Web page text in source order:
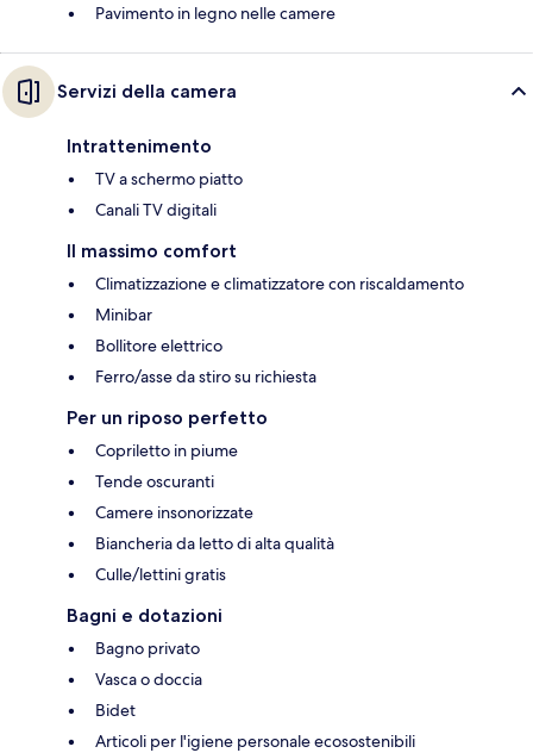
Pavimento in legno nelle camere
Servizi della camera
Intrattenimento
TV a schermo piatto
Canali TV digitali
Il massimo comfort
Climatizzazione e climatizzatore con riscaldamento
Minibar
Bollitore elettrico
Ferro/asse da stiro su richiesta
Per un riposo perfetto
Copriletto in piume
Tende oscuranti
Camere insonorizzate
Biancheria da letto di alta qualità
Culle/lettini gratis
Bagni e dotazioni
Bagno privato
Vasca o doccia
Bidet
Articoli per l'igiene personale ecosostenibili